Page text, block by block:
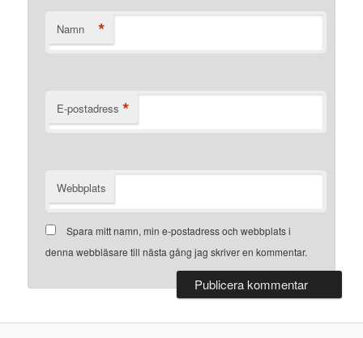
Namn *
E-postadress *
Webbplats
Spara mitt namn, min e-postadress och webbplats i
denna webbläsare till nästa gång jag skriver en kommentar.